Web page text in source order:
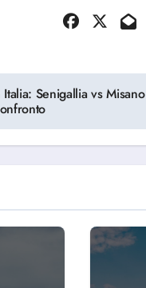
Senigallia vs Misano